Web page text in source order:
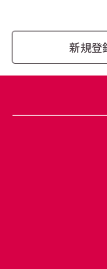
新規登